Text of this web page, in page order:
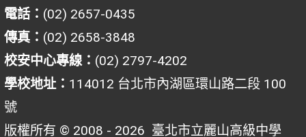
電話： (02) 2657-0435
傳真： (02) 2658-3848
校安中心專線： (02) 2797-4202
學校地址： 114012 台北市內湖區環山路二段 100
號
版權所有 © 2008 - 2026 臺北市立麗山高級中學